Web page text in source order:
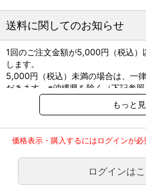
CBDカゼインタブ1粒当たり、10mg
神経の健康をサポートします。
※THC：テトラヒドロカンナビノー
つため、使用については法律で規制
＜トリプシン加水分解牛由来カゼイ
カゼインはミルクに含まれるタンパ
留守番、引越し、家族構成の変化、
CBDカゼインタブは、不安で警戒
い、動物が好むミルクとチキンのダ
送料に関してのお知らせ
1回のご注文金額が5,000円（税込）
します。
5,000円（税込）未満の場合は、一
だきます。※沖縄県を除く（下記参照
※2017年11月14日（火）より沖縄県
回のご注文金額（税込）が、30,000
ご了承のほどよろしくお願い致します
弊社都合でお届けが２回以上に分か
のみで新たな送料は発生しません。
大型商品送料が必要な商品をご注文
負担頂きます。
もっと
価格表示・購入するにはログインが必
ログインは